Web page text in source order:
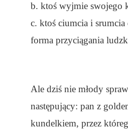
b. ktoś wyjmie swojego
c. ktoś ciumcia i
forma przyciągania
Ale dziś nie młody
następujący: pan z
kundelkiem, przez